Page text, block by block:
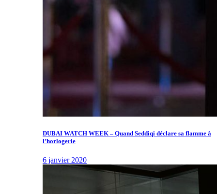
DUBAI WATCH WEEK – Quand Seddiqi déclare sa flamme à
l’horlogerie
6 janvier 2020